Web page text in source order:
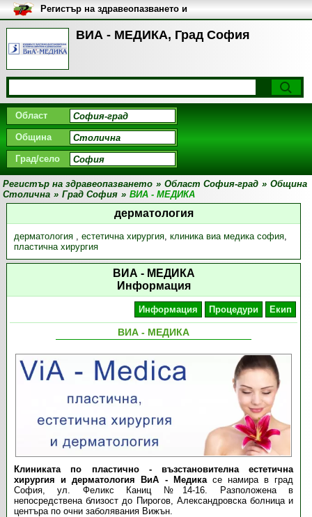
ВИА - МЕДИКА, Град София
Регистър на здравеопазването и
медицинските заведения в
България
Област
Община
Град/село
Регистър на здравеопазването » Област София-град » Община
Столична » Град София » ВИА - МЕДИКА
дерматология
дерматология , естетична хирургия, клиника виа медика софия,
пластична хирургия
ВИА - МЕДИКА
Информация
Информация Процедури Екип
ВИА - МЕДИКА
Клиниката по пластично - възстановителна естетична
хирургия и дерматология ВиА - Медикасе намира в град
София, ул. Феликс Каниц №14-16. Разположена в
непосредствена близост до Пирогов, Александровска болница и
центъра по очни заболявания Вижън.